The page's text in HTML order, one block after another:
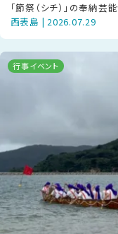
「節祭（シチ）」の奉納
区・干立地区にて披露され
西表島 | 2026.07.29
行事イベント